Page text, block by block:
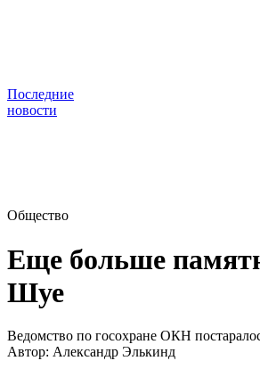
Последние
новости
Общество
Еще больше
Шуе
Ведомство по госохране ОКН
Автор: Александр Элькинд